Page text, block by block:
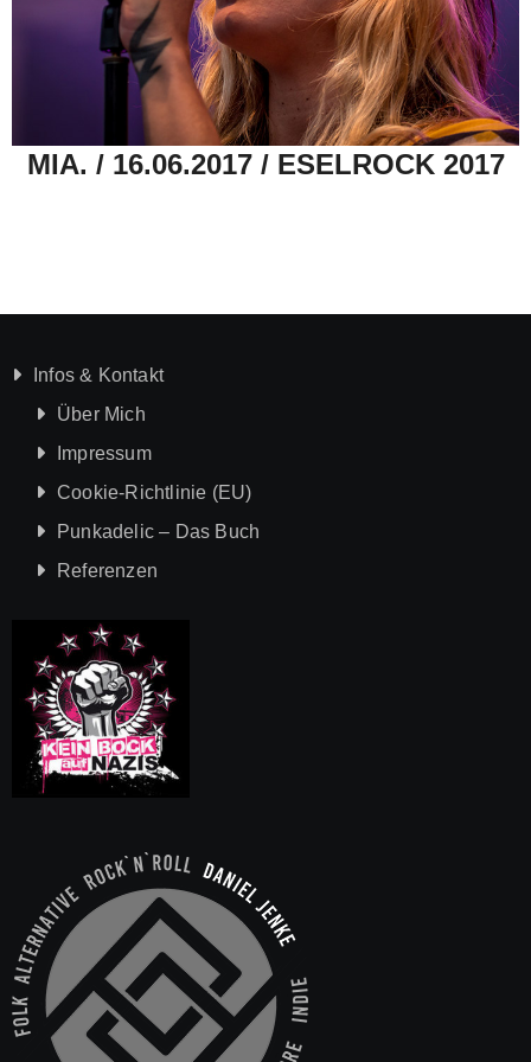
MIA. / 16.06.2017 / ESELROCK 2017
Infos & Kontakt
Über Mich
Impressum
Cookie-Richtlinie (EU)
Punkadelic – Das Buch
Referenzen